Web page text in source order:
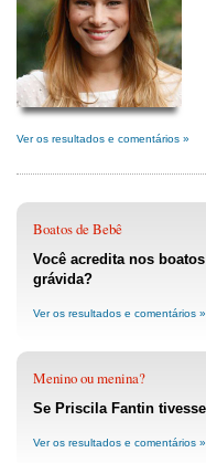
Ver os resultados e comentários »
Boatos de Bebê
Você acredita nos
grávida?
Ver os resultados e comentários »
Menino ou menina?
Se Priscila Fantin
Ver os resultados e comentários »